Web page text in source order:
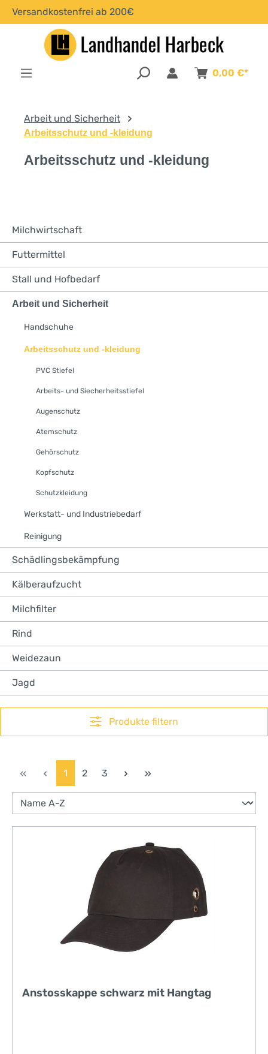
springen
Versandkostenfrei ab 200€
0,00 €*
Arbeit und Sicherheit
Arbeitsschutz und -kleidung
Arbeitsschutz und -kleidung
Milchwirtschaft
Futtermittel
Stall und Hofbedarf
Arbeit und Sicherheit
Handschuhe
Arbeitsschutz und -kleidung
PVC Stiefel
Arbeits- und Siecherheitsstiefel
Augenschutz
Atemschutz
Gehörschutz
Kopfschutz
Schutzkleidung
Werkstatt- und Industriebedarf
Reinigung
Schädlingsbekämpfung
Kälberaufzucht
Milchfilter
Rind
Weidezaun
Jagd
Produkte filtern
Seite
1 Seite
2 Seite
3
Anstosskappe schwarz mit Hangtag